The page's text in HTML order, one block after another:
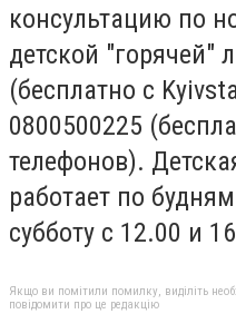
консультацию по
детской "горячей"
(бесплатно с
0800500225
телефонов).
работает по
субботу с 12.00 и
Якщо ви помітили помилку, виділіть
повідомити про це редакцію